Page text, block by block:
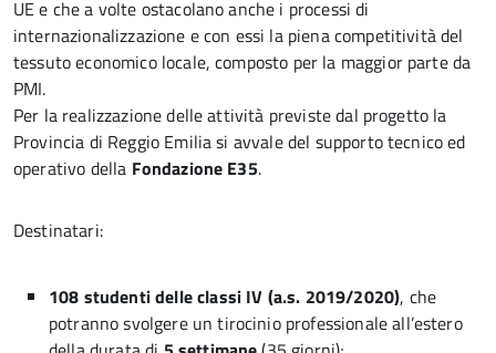
UE e che a volte ostacolano anche i processi di
internazionalizzazione e con essi la piena competitività del
tessuto economico locale, composto per la maggior parte da
PMI.
Per la realizzazione delle attività previste dal progetto la
Provincia di Reggio Emilia si avvale del supporto tecnico ed
operativo della Fondazione E35.
Destinatari:
108 studenti delle classi IV (a.s. 2019/2020), che
potranno svolgere un tirocinio professionale all’estero